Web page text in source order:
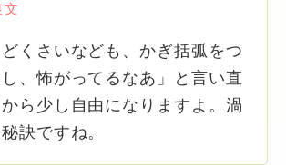
文
くさいなども、かぎ括弧をつ
、怖がってるなあ」と言い直
ら少し自由になりますよ。渦
訣ですね。